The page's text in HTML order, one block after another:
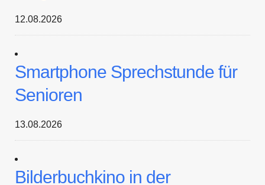
12.08.2026
Smartphone Sprechstunde für
Senioren
13.08.2026
Bilderbuchkino in der